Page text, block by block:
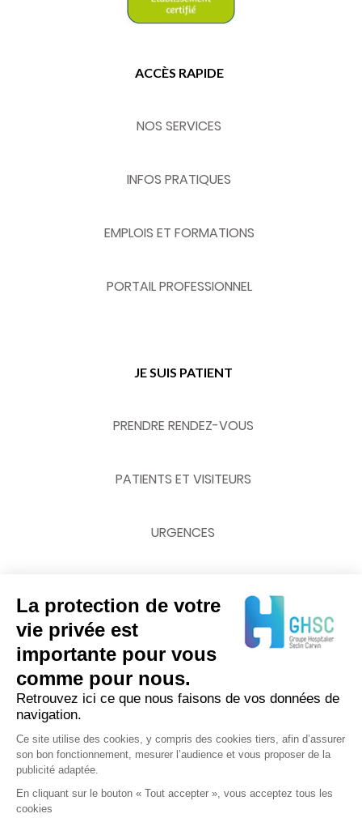
ACCÈS RAPIDE
NOS SERVICES
INFOS PRATIQUES
EMPLOIS ET FORMATIONS
PORTAIL PROFESSIONNEL
JE SUIS PATIENT
PRENDRE RENDEZ-VOUS
PATIENTS ET VISITEURS
URGENCES
03 20 62 70 00
La protection de votre
vie privée est
importante pour vous
comme pour nous.
Retrouvez ici ce que nous faisons de vos données de
navigation.
Ce site utilise des cookies, y compris des cookies tiers, afin d’assurer
son bon fonctionnement, mesurer l’audience et vous proposer de la
publicité adaptée.
En cliquant sur le bouton « Tout accepter », vous acceptez tous les
cookies